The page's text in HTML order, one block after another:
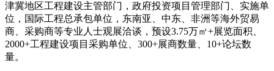
津冀地区工程建设主管部门，政府投资项目管理部门、实施单
位，国际工程总承包单位，东南亚、中东、非洲等海外贸易
商、采购商等专业人士观展洽谈，预设3.75万㎡+展览面积、
2000+工程建设项目采购单位、300+展商数量、10+论坛数
量。